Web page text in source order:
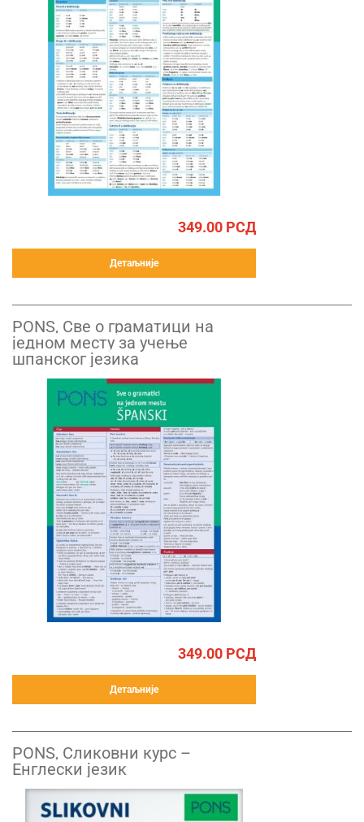
349.00 РСД
Детаљније
PONS, Све о граматици на
једном месту за учење
шпанског језика
349.00 РСД
Детаљније
PONS, Сликовни курс –
Енглески језик